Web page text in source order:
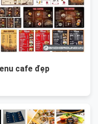
cafe đẹp